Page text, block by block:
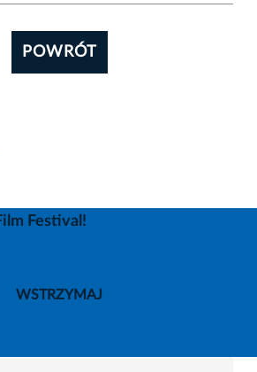
POWRÓT
Festival!
WSTRZYMAJ